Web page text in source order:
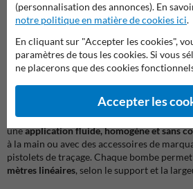
🟠Couleur orange intense pour une
La teinte orange est idéale pour signaler des
travaux en cours ou des repères
maximale, même dans des environnements
faible luminosité. C’est un choix privilégié
ont besoin d’un marquage temporaire mais
Application rapide et précise
Grâce à sa buse de pulvérisation
uneapplication fluide, homogène et sans
à la main ou avec des accessoires de
pistolets de traçage. Chaque bombe
mètres linéaires, selon le support et la
(personnalisation des annonces). En
notre politique en matière de cookies ici.
En cliquant sur "Accepter les cookies",
paramètres de tous les cookies. Si vous
ne placerons que des cookies
Accepter les